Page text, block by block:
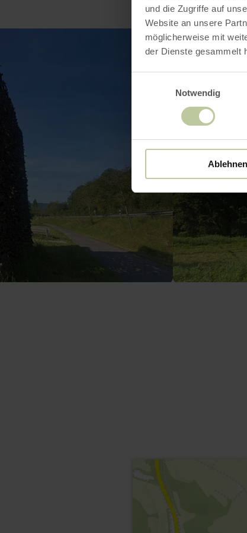
und die Zugriffe auf
Website an unsere
möglicherweise mit
der Dienste gesammelt
Notwendig
Ablehnen